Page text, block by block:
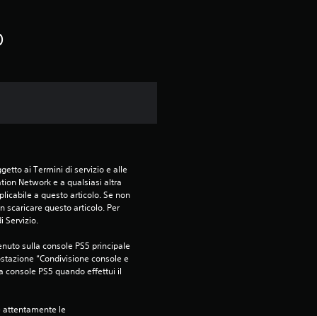
ai Termini di servizio e alle
Network e a qualsiasi altra
a questo articolo. Se non
scaricare questo articolo. Per
Servizio.
sulla console PS5 principale
“Condivisione console e
console PS5 quando effettui il
attentamente le